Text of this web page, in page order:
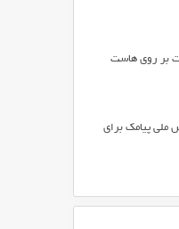
بر روی هاست
ملی پیامک برای